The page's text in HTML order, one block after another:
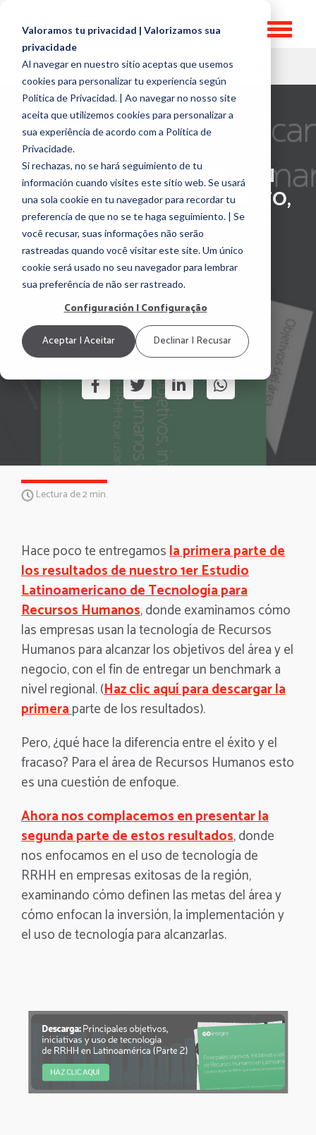
Valoramos tu privacidad | Valorizamos sua
privacidade
Al navegar en nuestro sitio aceptas que usemos
cookies para personalizar tu experiencia según
Politica de Privacidad. | Ao navegar no nosso site
aceita que utilizemos cookies para personalizar a
sua experiência de acordo com a Política de
Privacidade.
Si rechazas, no se hará seguimiento de tu
información cuando visites este sitio web. Se usará
una sola cookie en tu navegador para recordar tu
preferencia de que no se te haga seguimiento. | Se
você recusar, suas informações não serão
rastreadas quando você visitar este site. Um único
cookie será usado no seu navegador para lembrar
sua preferência de não ser rastreado.
Configuración | Configuração
Aceptar | Aceitar Declinar | Recusar
HR TOPICS
TECNOLOGÍA DE RRHH EN
EMPRESAS EXITOSAS: GASTO,
IMPLEMENTACIÓN Y USO
porJosé Guerra
19 junio, 2015
Comunicación
RRHH Digital
Beneficios
Reconocimientos
Lectura de 2 min.
Hace poco te entregamosla primera parte de
los resultados de nuestro 1er Estudio
Latinoamericano de Tecnología para
Recursos Humanos, donde examinamos cómo
las empresas usan la tecnología de Recursos
Humanos para alcanzar los objetivos del área y el
negocio, con el fin de entregar un benchmark a
nivel regional. (Haz clic aquí para descargar la
primeraparte de los resultados).
Pero, ¿qué hace la diferencia entre el éxito y el
fracaso? Para el área de Recursos Humanos esto
es una cuestión de enfoque.
Ahora nos complacemos en presentar la
segunda parte de estos resultados, donde
nos enfocamos en el uso de tecnología de
RRHH en empresas exitosas de la región,
examinando cómo definen las metas del área y
cómo enfocan la inversión, la implementación y
el uso de tecnología para alcanzarlas.